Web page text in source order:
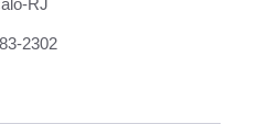
RJ
2302